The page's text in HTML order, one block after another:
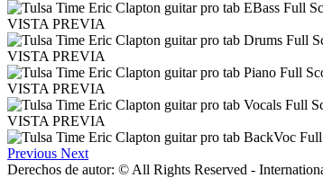
VISTA PREVIA
VISTA PREVIA
VISTA PREVIA
VISTA PREVIA
Previous Next
Derechos de autor: © All Rights Reserved -